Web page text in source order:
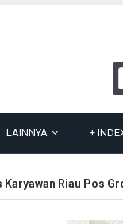
LAINNYA +
Riau Pos